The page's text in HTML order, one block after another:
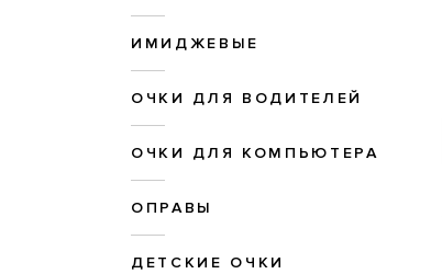
ИМИДЖЕВЫЕ
ОЧКИ ДЛЯ ВОДИТЕЛЕЙ
ОЧКИ ДЛЯ КОМПЬЮТЕРА
ОПРАВЫ
ДЕТСКИЕ ОЧКИ